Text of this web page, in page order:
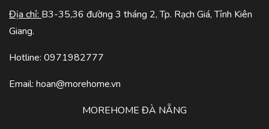
Địa chỉ: B3-35,36 đường 3 tháng 2, Tp. Rạch Giá, Tỉnh Kiên
Giang.
Hotline: 0971982777
Email: hoan@morehome.vn
MOREHOME ĐÀ NẴNG